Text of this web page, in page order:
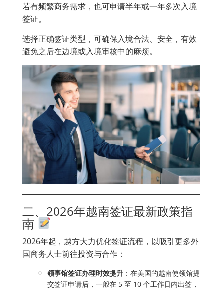
若有频繁商务需求，也可申请半年或一年多次入境
签证。
选择正确签证类型，可确保入境合法、安全，有效
避免之后在边境或入境审核中的麻烦。
二、2026年越南签证最新政策指
南
2026年起，越方大力优化签证流程，以吸引更多外
国商务人士前往投资与合作：
领事馆签证办理时效提升 ：在美国的越南使领馆提
交签证申请后，一般在 5 至 10 个工作日内出签，